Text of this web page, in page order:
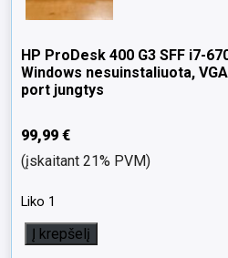
HP ProDesk 400 G3 SFF i7-
Windows nesuinstaliuota,
port jungtys
99,99€
(įskaitant 21% PVM)
Liko 1
produkto
kiekis:
Į krepšelį